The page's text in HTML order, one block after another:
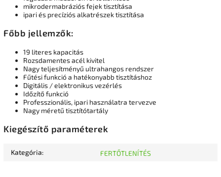
mikrodermabráziós fejek tisztítása
ipari és precíziós alkatrészek tisztítása
Főbb jellemzők:
19 literes kapacitás
Rozsdamentes acél kivitel
Nagy teljesítményű ultrahangos rendszer
Fűtési funkció a hatékonyabb tisztításhoz
Digitális / elektronikus vezérlés
Időzítő funkció
Professzionális, ipari használatra tervezve
Nagy méretű tisztítótartály
Kiegészítő paraméterek
Kategória: FERTŐTLENÍTÉS